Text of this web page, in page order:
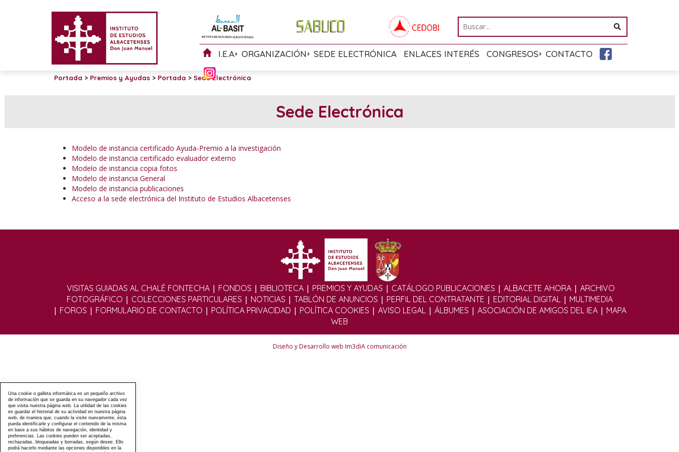
I.E.A ORGANIZACIÓN SEDE ELECTRÓNICA ENLACES INTERÉS CONGRESOS CONTACTO
Portada > Premios y Ayudas > Portada > Sede Electrónica
Sede Electrónica
Modelo de instancia certificado Ayuda-Premio a la investigación
Modelo de instancia certificado evaluador externo
Modelo de instancia copia fotos
Modelo de instancia General
Modelo de instancia publicaciones
Acceso a la sede electrónica del Instituto de Estudios Albacetenses
VISITAS GUIADAS AL CHALÉ FONTECHA| FONDOS | BIBLIOTECA| PREMIOS Y AYUDAS | CATÁLOGO PUBLICACIONES | ALBACETE AHORA| ARCHIVO
FOTOGRÁFICO | COLECCIONES PARTICULARES | NOTICIAS | TABLÓN DE ANUNCIOS | PERFIL DEL CONTRATANTE | EDITORIAL DIGITAL| MULTIMEDIA
| FOROS | FORMULARIO DE CONTACTO | POLÍTICA PRIVACIDAD | POLÍTICA COOKIES | AVISO LEGAL| ÁLBUMES | ASOCIACIÓN DE AMIGOS DEL IEA| MAPA
WEB
Diseño y Desarrollo web Im3diA comunicación
Una cookie o galleta informática es un pequeño archivo
de información que se guarda en su navegador cada vez
que visita nuestra página web. La utilidad de las cookies
es guardar el historial de su actividad en nuestra página
web, de manera que, cuando la visite nuevamente, ésta
pueda identificarle y configurar el contenido de la misma
en base a sus hábitos de navegación, identidad y
preferencias. Las cookies pueden ser aceptadas,
rechazadas, bloqueadas y borradas, según desee. Ello
podrá hacerlo mediante las opciones disponibles en la